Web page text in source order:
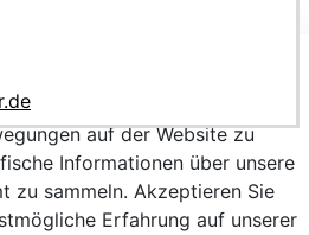
um personalisierte Inhalte
analysieren, die Website zu
auf der Website zu
Informationen über unsere
zu sammeln. Akzeptieren Sie
Erfahrung auf unserer